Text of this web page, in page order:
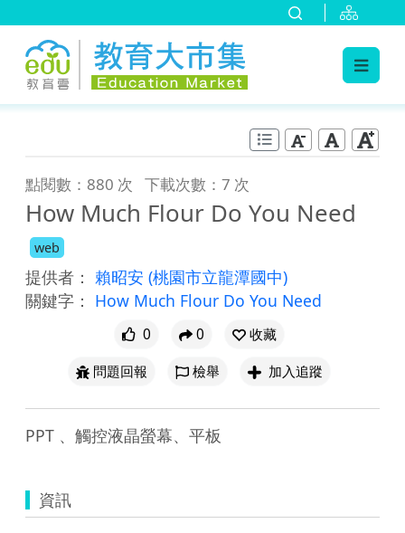
點閱數：880 次 下載次數：7 次
How Much Flour Do You Need
web
提供者： 賴昭安 (桃園市立龍潭國中)
關鍵字： How Much Flour Do You Need
0 0
收藏
問題回報
檢舉 加入追蹤
資訊